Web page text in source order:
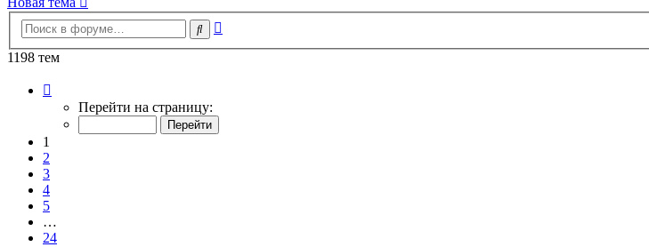
Поиск
1198 тем
Перейти на страницу:
1
2
3
4
5
…
24